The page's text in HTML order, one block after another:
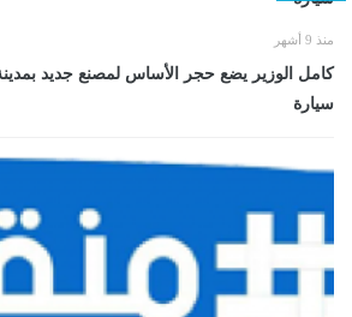
منذ 9 أشهر
سيارة